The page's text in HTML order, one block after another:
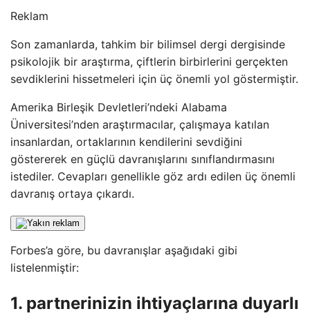
Reklam
Son zamanlarda, tahkim bir bilimsel dergi dergisinde
psikolojik bir araştırma, çiftlerin birbirlerini gerçekten
sevdiklerini hissetmeleri için üç önemli yol göstermiştir.
Amerika Birleşik Devletleri’ndeki Alabama
Üniversitesi’nden araştırmacılar, çalışmaya katılan
insanlardan, ortaklarının kendilerini sevdiğini
göstererek en güçlü davranışlarını sınıflandırmasını
istediler. Cevapları genellikle göz ardı edilen üç önemli
davranış ortaya çıkardı.
Forbes’a göre, bu davranışlar aşağıdaki gibi
listelenmiştir:
1. partnerinizin ihtiyaçlarına duyarlı